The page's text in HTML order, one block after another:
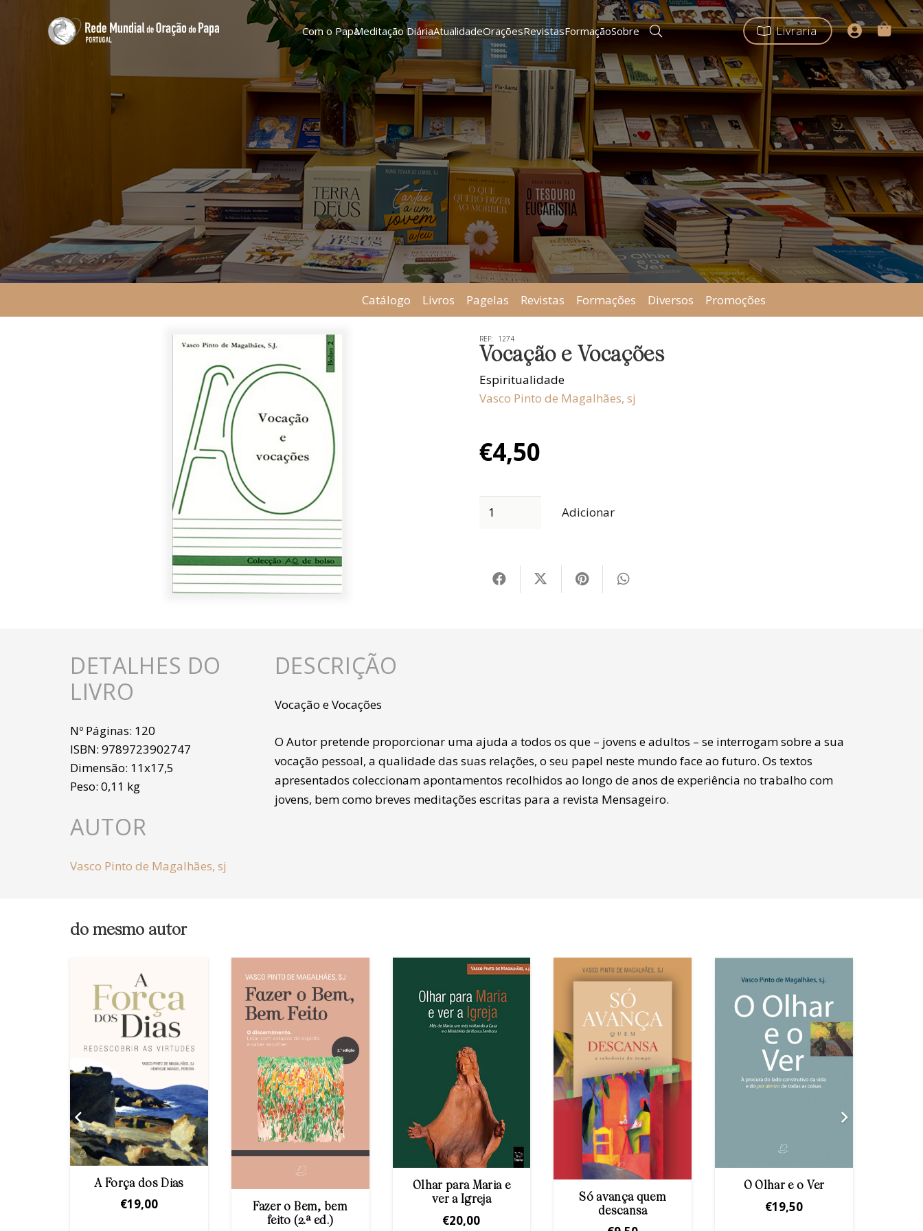
Com o PapaMeditação DiáriaAtualidadeOraçõesRevistasFormaçãoSobre Livraria
Catálogo Livros Pagelas Revistas Formações Diversos Promoções
REF: 1274
Vocação e Vocações
Espiritualidade
Vasco Pinto de Magalhães, sj
€4,50
Adicionar
DETALHES DO
LIVRO
Nº Páginas: 120
ISBN: 9789723902747
Dimensão: 11x17,5
Peso: 0,11 kg
AUTOR
Vasco Pinto de Magalhães, sj
DESCRIÇÃO
Vocação e Vocações
O Autor pretende proporcionar uma ajuda a todos os que – jovens e adultos – se interrogam sobre a sua
vocação pessoal, a qualidade das suas relações, o seu papel neste mundo face ao futuro. Os textos
apresentados coleccionam apontamentos recolhidos ao longo de anos de experiência no trabalho com
jovens, bem como breves meditações escritas para a revista Mensageiro.
do mesmo autor
A Força dos Dias
€19,00
Fazer o Bem, bem
feito (2.ª ed.)
Olhar para Maria e
ver a Igreja
€20,00
Só avança quem
descansa
O Olhar e o Ver
€19,50